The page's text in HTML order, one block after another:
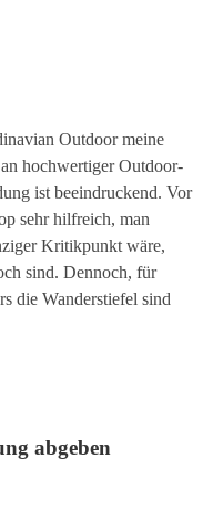
Outdoor meine
hochwertiger Outdoor-
ist beeindruckend. Vor
sehr hilfreich, man
Kritikpunkt wäre,
sind. Dennoch, für
die Wanderstiefel sind
abgeben